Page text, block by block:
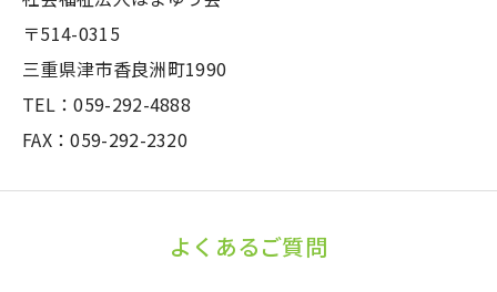
〒514-0315
三重県津市香良洲町1990
TEL：059-292-4888
FAX：059-292-2320
よくあるご質問